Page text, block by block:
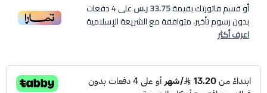
أو قسم فاتورتك بقيمة33.75 ر.س على4دفعات
بدون رسوم تأخير، متوافقة مع الشريعة الإسلامية
اعرف أكثر